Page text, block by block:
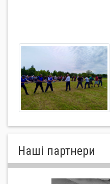
Нашi партнери